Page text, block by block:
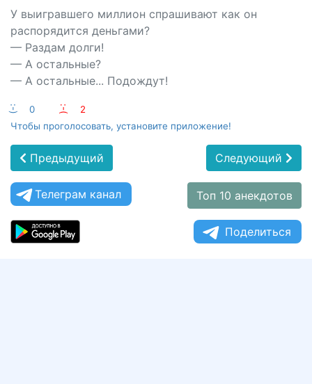
У выигравшего миллион спрашивают как он
распорядится деньгами?
— Раздам долги!
— А остальные?
— А остальные... Подождут!
:-) 0 :-(
2
Чтобы проголосовать, установите приложение!
Предыдущий Следующий
Телеграм канал Топ 10 анекдотов
Поделиться